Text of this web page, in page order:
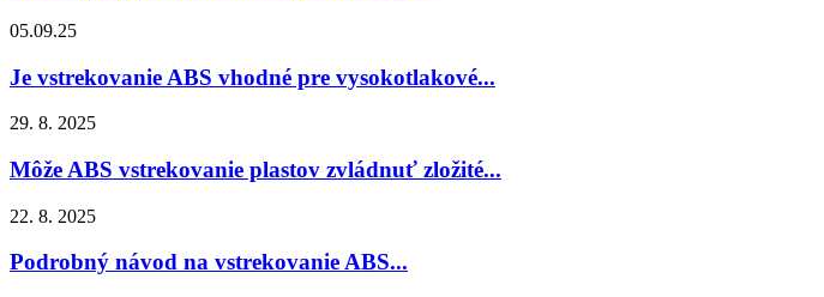
05.09.25
Je vstrekovanie ABS vhodné pre vysokotlakové...
29. 8. 2025
Môže ABS vstrekovanie plastov zvládnuť zložité...
22. 8. 2025
Podrobný návod na vstrekovanie ABS...